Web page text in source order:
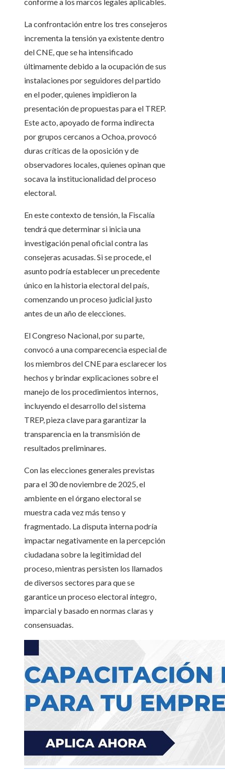
conforme a los marcos legales aplicables.
La confrontación entre los tres consejeros
incrementa la tensión ya existente dentro
del CNE, que se ha intensificado
últimamente debido a la ocupación de sus
instalaciones por seguidores del partido
en el poder, quienes impidieron la
presentación de propuestas para el TREP.
Este acto, apoyado de forma indirecta
por grupos cercanos a Ochoa, provocó
duras críticas de la oposición y de
observadores locales, quienes opinan que
socava la institucionalidad del proceso
electoral.
En este contexto de tensión, la Fiscalía
tendrá que determinar si inicia una
investigación penal oficial contra las
consejeras acusadas. Si se procede, el
asunto podría establecer un precedente
único en la historia electoral del país,
comenzando un proceso judicial justo
antes de un año de elecciones.
El Congreso Nacional, por su parte,
convocó a una comparecencia especial de
los miembros del CNE para esclarecer los
hechos y brindar explicaciones sobre el
manejo de los procedimientos internos,
incluyendo el desarrollo del sistema
TREP, pieza clave para garantizar la
transparencia en la transmisión de
resultados preliminares.
Con las elecciones generales previstas
para el 30 de noviembre de 2025, el
ambiente en el órgano electoral se
muestra cada vez más tenso y
fragmentado. La disputa interna podría
impactar negativamente en la percepción
ciudadana sobre la legitimidad del
proceso, mientras persisten los llamados
de diversos sectores para que se
garantice un proceso electoral íntegro,
imparcial y basado en normas claras y
consensuadas.